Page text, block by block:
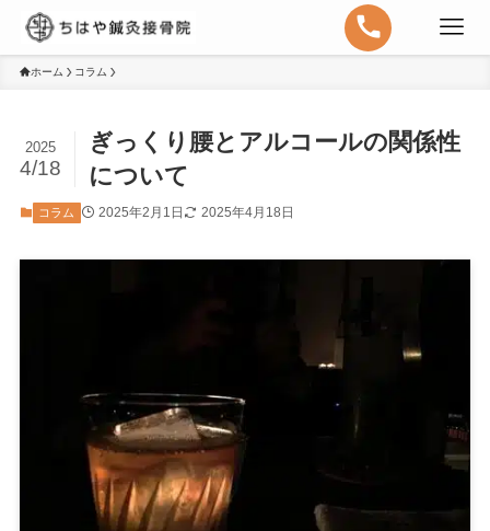
ホーム コラム
ぎっくり腰とアルコールの関係性
について
2025
4/18
コラム 2025年2月1日 2025年4月18日